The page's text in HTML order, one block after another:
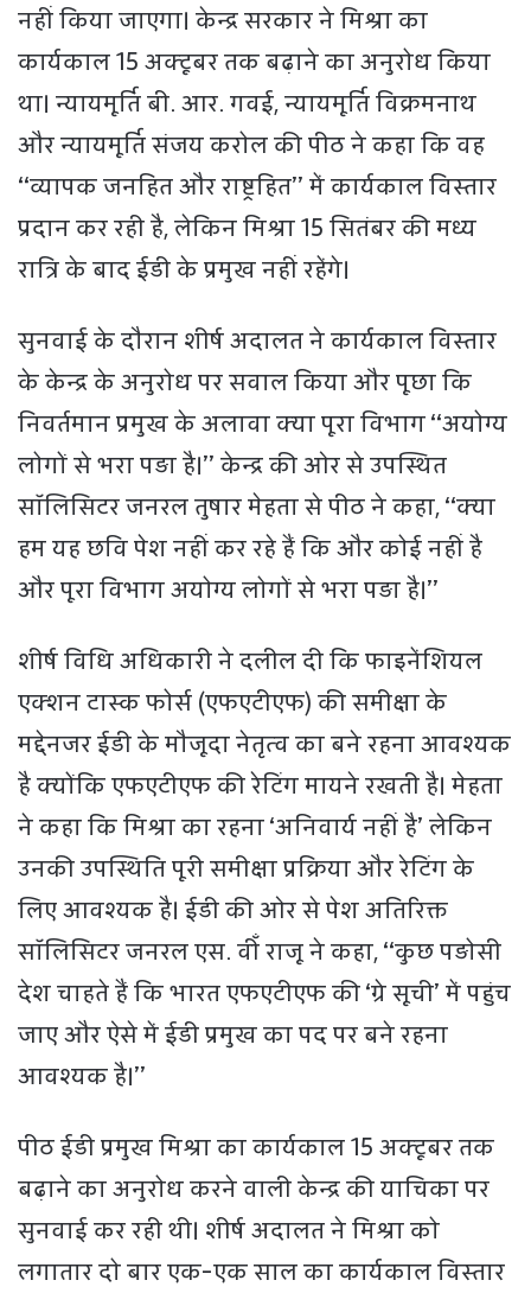
नहीं किया जाएगा। केन्द्र सरकार ने मिश्रा का
कार्यकाल 15 अक्टूबर तक बढ़ाने का अनुरोध किया
था। न्यायमूर्ति बी. आर. गवई, न्यायमूर्ति विक्रमनाथ
और न्यायमूर्ति संजय करोल की पीठ ने कहा कि वह
‘‘व्यापक जनहित और राष्ट्रहित’’ में कार्यकाल विस्तार
प्रदान कर रही है, लेकिन मिश्रा 15 सितंबर की मध्य
रात्रि के बाद ईडी के प्रमुख नहीं रहेंगे।
सुनवाई के दौरान शीर्ष अदालत ने कार्यकाल विस्तार
के केन्द्र के अनुरोध पर सवाल किया और पूछा कि
निवर्तमान प्रमुख के अलावा क्या पूरा विभाग ‘‘अयोग्य
लोगों से भरा पड़ा है।’’ केन्द्र की ओर से उपस्थित
सॉलिसिटर जनरल तुषार मेहता से पीठ ने कहा, ‘‘क्या
हम यह छवि पेश नहीं कर रहे हैं कि और कोई नहीं है
और पूरा विभाग अयोग्य लोगों से भरा पड़ा है।’’
शीर्ष विधि अधिकारी ने दलील दी कि फाइनेंशियल
एक्शन टास्क फोर्स (एफएटीएफ) की समीक्षा के
मद्देनजर ईडी के मौजूदा नेतृत्व का बने रहना आवश्यक
है क्योंकि एफएटीएफ की रेटिंग मायने रखती है। मेहता
ने कहा कि मिश्रा का रहना ‘अनिवार्य नहीं है’ लेकिन
उनकी उपस्थिति पूरी समीक्षा प्रक्रिया और रेटिंग के
लिए आवश्यक है। ईडी की ओर से पेश अतिरिक्त
सॉलिसिटर जनरल एस. वीँ राजू ने कहा, ‘‘कुछ पड़ोसी
देश चाहते हैं कि भारत एफएटीएफ की ‘ग्रे सूची’ में पहुंच
जाए और ऐसे में ईडी प्रमुख का पद पर बने रहना
आवश्यक है।’’
पीठ ईडी प्रमुख मिश्रा का कार्यकाल 15 अक्टूबर तक
बढ़ाने का अनुरोध करने वाली केन्द्र की याचिका पर
सुनवाई कर रही थी। शीर्ष अदालत ने मिश्रा को
लगातार दो बार एक-एक साल का कार्यकाल विस्तार